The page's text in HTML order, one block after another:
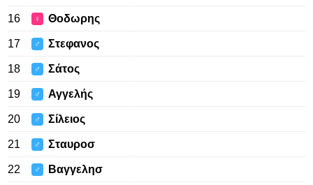
16 ♀ Θοδωρης
17 ♂ Στεφανος
18 ♂ Σάτος
19 ♂ Αγγελής
20 ♂ Σίλειος
21 ♂ Σταυροσ
22 ♂ Βαγγελησ